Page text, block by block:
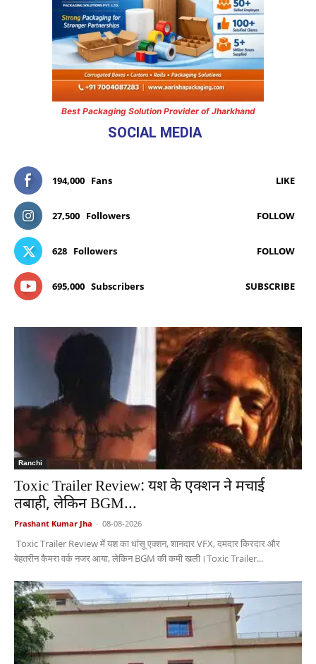
Best Packaging Solution Provider of Jharkhand
SOCIAL MEDIA
194,000 Fans LIKE
27,500 Followers FOLLOW
628 Followers FOLLOW
695,000 Subscribers SUBSCRIBE
Ranchi
Toxic Trailer Review: यश के एक्शन ने मचाई
तबाही, लेकिन BGM...
Prashant Kumar Jha - 08-08-2026
Toxic Trailer Review में यश का धांसू एक्शन, शानदार VFX, दमदार किरदार और
बेहतरीन कैमरा वर्क नजर आया, लेकिन BGM की कमी खली।Toxic Trailer...